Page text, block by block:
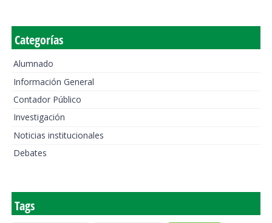
Categorías
Alumnado
Información General
Contador Público
Investigación
Noticias institucionales
Debates
Tags